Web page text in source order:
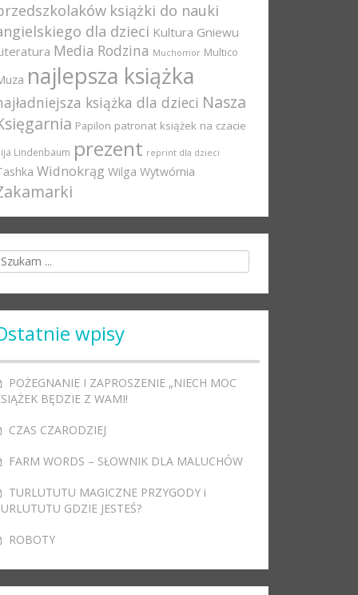
książki do nauki
dla dzieci Kultura Gniewu
Media Rodzina Muchomor Multico
najlepsza książka
książka dla dzieci Nasza
Papilon patronat książek na czacie
Lindenbaum prezent reprint dla dzieci
Widnokrąg Wilga Wytwórnia
for:
wpisy
POŻEGNANIE I ZAPROSZENIE „NIECH MOC
BĘDZIE Z WAMI!
CZAS CZARODZIEJ
FARM WORDS – SŁOWNIK DLA MALUCHÓW
TURLUTUTU MAGICZNE PRZYGODY i
GDZIE JESTEŚ?
ROBOTY